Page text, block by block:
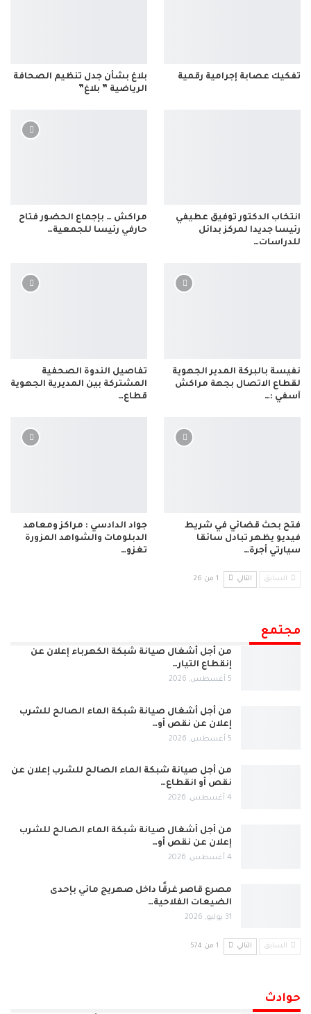
تفكيك عصابة إجرامية رقمية
بلاغ بشأن جدل تنظيم الصحافة
الرياضية ” بلاغ”
انتخاب الدكتور توفيق عطيفي
رئيسا جديدا لمركز بدائل
للدراسات…
مراكش … بإجماع الحضور فتاح
حارفي رئيسا للجمعية…
نفيسة بالبركة المدير الجهوية
لقطاع الاتصال بجهة مراكش
آسفي :…
تفاصيل الندوة الصحفية
المشتركة بين المديرية الجهوية
قطاع…
فتح بحث قضائي في شريط
فيديو يظهر تبادل سائقا
سيارتي أجرة…
جواد الدادسي : مراكز ومعاهد
الدبلومات والشواهد المزورة
تغزو…
السابق التالي 1 من 26
مجتمع
من أجل أشغال صيانة شبكة الكهرباء إعلان عن
إنقطاع التيار…
5 أغسطس, 2026
من أجل أشغال صيانة شبكة الماء الصالح للشرب
إعلان عن نقص أو…
5 أغسطس, 2026
من أجل صيانة شبكة الماء الصالح للشرب إعلان عن
نقص أو انقطاع…
4 أغسطس, 2026
من أجل أشغال صيانة شبكة الماء الصالح للشرب
إعلان عن نقص أو…
4 أغسطس, 2026
مصرع قاصر غرقًا داخل صهريج مائي بإحدى
الضيعات الفلاحية…
31 يوليو, 2026
السابق التالي 1 من 574
حوادث